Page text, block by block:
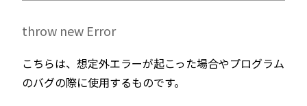
throw new Error
こちらは、想定外エラーが起こった場合やプログラム
のバグの際に使用するものです。